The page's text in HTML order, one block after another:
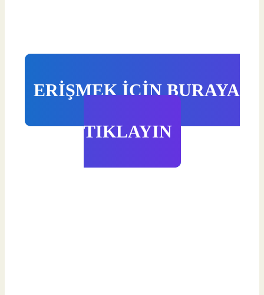
ERİŞMEK İÇİN BURAYA
TIKLAYIN